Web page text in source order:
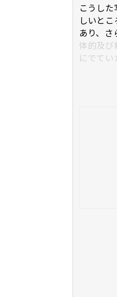
こうし
しいと
あり、
体的及び
にでてい